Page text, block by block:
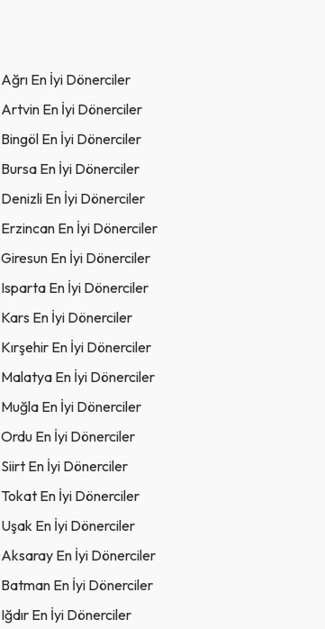
Ağrı En İyi Dönerciler
Artvin En İyi Dönerciler
Bingöl En İyi Dönerciler
Bursa En İyi Dönerciler
Denizli En İyi Dönerciler
Erzincan En İyi Dönerciler
Giresun En İyi Dönerciler
Isparta En İyi Dönerciler
Kars En İyi Dönerciler
Kırşehir En İyi Dönerciler
Malatya En İyi Dönerciler
Muğla En İyi Dönerciler
Ordu En İyi Dönerciler
Siirt En İyi Dönerciler
Tokat En İyi Dönerciler
Uşak En İyi Dönerciler
Aksaray En İyi Dönerciler
Batman En İyi Dönerciler
Iğdır En İyi Dönerciler